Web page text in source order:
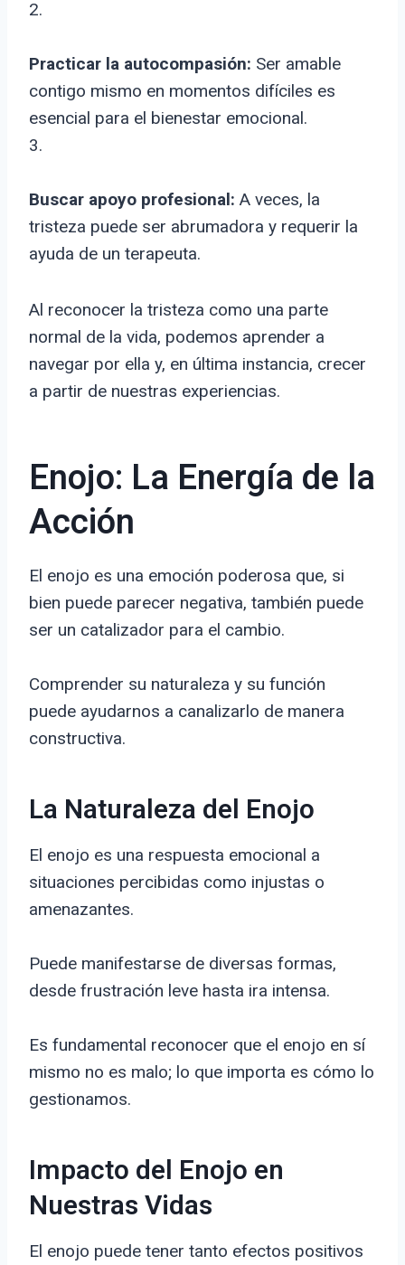
2.
Practicar la autocompasión: Ser amable
contigo mismo en momentos difíciles es
esencial para el bienestar emocional.
3.
Buscar apoyo profesional: A veces, la
tristeza puede ser abrumadora y requerir la
ayuda de un terapeuta.
Al reconocer la tristeza como una parte
normal de la vida, podemos aprender a
navegar por ella y, en última instancia, crecer
a partir de nuestras experiencias.
Enojo: La Energía de la
Acción
El enojo es una emoción poderosa que, si
bien puede parecer negativa, también puede
ser un catalizador para el cambio.
Comprender su naturaleza y su función
puede ayudarnos a canalizarlo de manera
constructiva.
La Naturaleza del Enojo
El enojo es una respuesta emocional a
situaciones percibidas como injustas o
amenazantes.
Puede manifestarse de diversas formas,
desde frustración leve hasta ira intensa.
Es fundamental reconocer que el enojo en sí
mismo no es malo; lo que importa es cómo lo
gestionamos.
Impacto del Enojo en
Nuestras Vidas
El enojo puede tener tanto efectos positivos